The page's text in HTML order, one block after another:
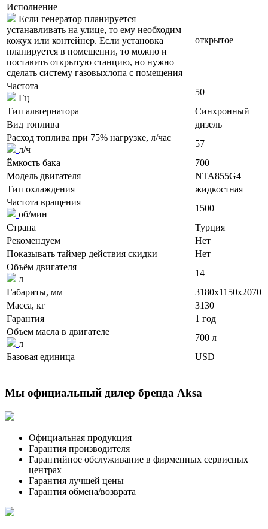
Исполнение
Если генератор планируется
устанавливать на улице, то ему необходим
кожух или контейнер. Если установка
планируется в помещении, то можно и
поставить открытую станцию, но нужно
сделать систему газовыхлопа с помещения
открытое
Частота
Гц
50
Тип альтернатора
Синхронный
Вид топлива
дизель
Расход топлива при 75% нагрузке, л/час
л/ч
57
Ёмкость бака
700
Модель двигателя
NTA855G4
Тип охлаждения
жидкостная
Частота вращения
об/мин
1500
Страна
Турция
Рекомендуем
Нет
Показывать таймер действия скидки
Нет
Объём двигателя
л
14
Габариты, мм
3180x1150x2070
Масса, кг
3130
Гарантия
1 год
Объем масла в двигателе
л
700 л
Базовая единица
USD
Мы официальный дилер бренда Aksa
Официальная продукция
Гарантия производителя
Гарантийное обслуживание в фирменных сервисных
центрах
Гарантия лучшей цены
Гарантия обмена/возврата